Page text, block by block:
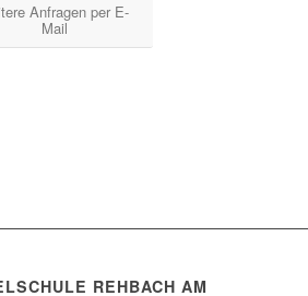
Anfragen per E-
Mail
REHBACH AM